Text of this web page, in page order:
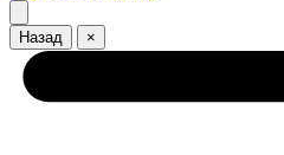
Назад ×